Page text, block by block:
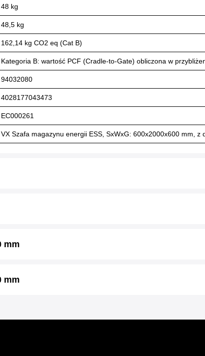
48 kg
48,5 kg
162,14 kg CO2 eq (Cat B)
Kategoria B: wartość PCF (Cradle-to-Gate) obliczona w
94032080
4028177043473
EC000261
VX Szafa magazynu energii ESS, SxWxG: 600x2000x600 mm, z
mm
mm